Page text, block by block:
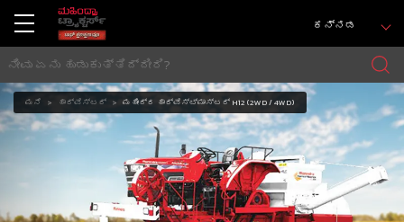
ಕನ್ನಡ
ಮನೆ ಹಾರ್ವೆಸ್ಟರ್ ಮಹೀಂದ್ರ ಹಾರ್ವೆಸ್ಟ್ಮಾಸ್ಟರ್ H12 (2WD / 4WD)